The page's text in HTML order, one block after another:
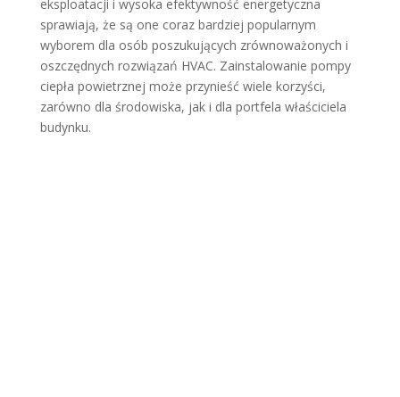
eksploatacji i wysoka efektywność energetyczna
sprawiają, że są one coraz bardziej popularnym
wyborem dla osób poszukujących zrównoważonych i
oszczędnych rozwiązań HVAC. Zainstalowanie pompy
ciepła powietrznej może przynieść wiele korzyści,
zarówno dla środowiska, jak i dla portfela właściciela
budynku.